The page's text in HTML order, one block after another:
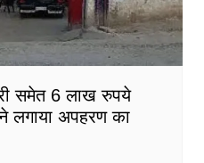
समेत 6 लाख रुपये
लगाया अपहरण का